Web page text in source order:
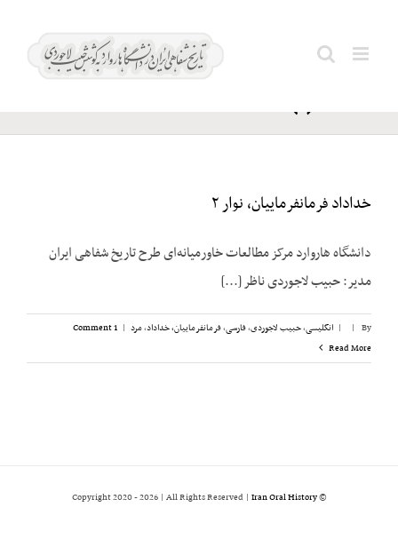
Simon
خداداد فرمانفرماییان، نوار ۲
دانشگاه هاروارد مرکز مطالعات خاورمیانه‌ای طرح تاریخ شفاهی ایران
مدیر: حبیب لاجوردی ناظر [...]
By
|
| انگلیسی,حبیب لاجوردی,فارسی,فرمانفرماییان، خداداد,مرد |
1 Comment
Read More
© Copyright 2020 -
2026 | All Rights Reserved | Iran Oral History